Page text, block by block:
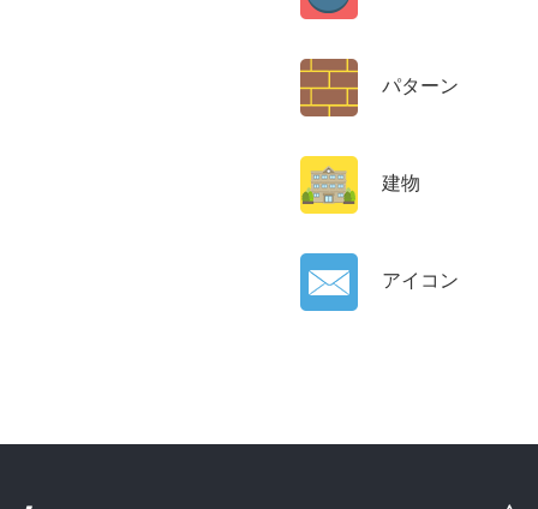
パターン
建物
アイコン